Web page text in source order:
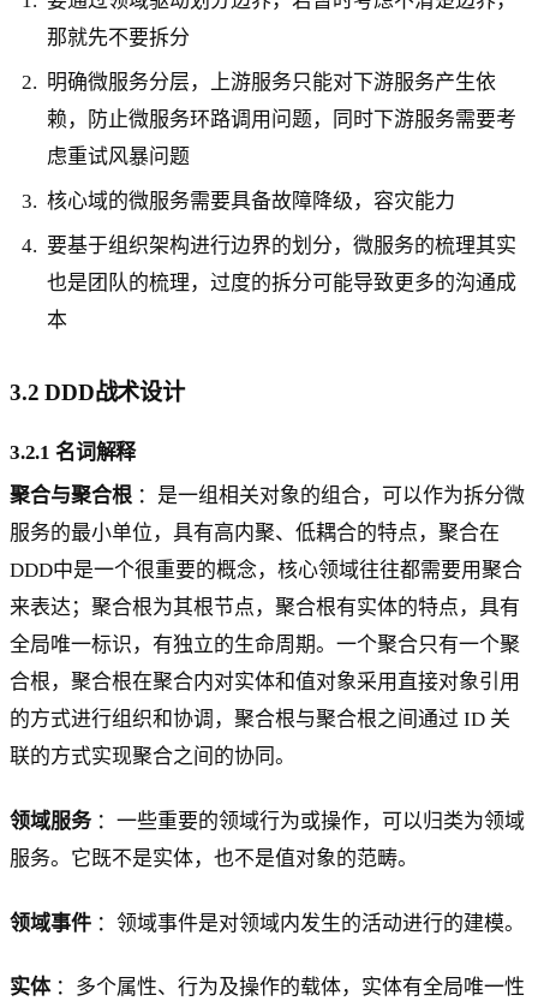
那就先不要拆分
明确微服务分层，上游服务只能对下游服务产生依
赖，防止微服务环路调用问题，同时下游服务需要考
虑重试风暴问题
核心域的微服务需要具备故障降级，容灾能力
要基于组织架构进行边界的划分，微服务的梳理其实
也是团队的梳理，过度的拆分可能导致更多的沟通成
本
3.2 DDD战术设计
3.2.1 名词解释
聚合与聚合根 ：是一组相关对象的组合，可以作为拆分微
服务的最小单位，具有高内聚、低耦合的特点，聚合在
DDD中是一个很重要的概念，核心领域往往都需要用聚合
来表达；聚合根为其根节点，聚合根有实体的特点，具有
全局唯一标识，有独立的生命周期。一个聚合只有一个聚
合根，聚合根在聚合内对实体和值对象采用直接对象引用
的方式进行组织和协调，聚合根与聚合根之间通过 ID 关
联的方式实现聚合之间的协同。
领域服务：一些重要的领域行为或操作，可以归类为领域
服务。它既不是实体，也不是值对象的范畴。
领域事件 ：领域事件是对领域内发生的活动进行的建模。
实体：多个属性、行为及操作的载体，实体有全局唯一性